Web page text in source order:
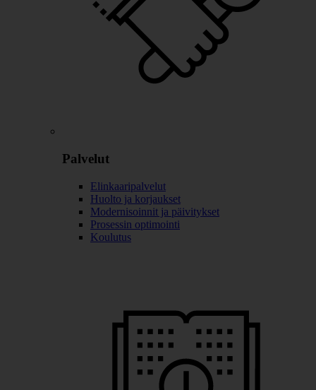
Palvelut
Elinkaaripalvelut
Huolto ja korjaukset
Modernisoinnit ja päivitykset
Prosessin optimointi
Koulutus